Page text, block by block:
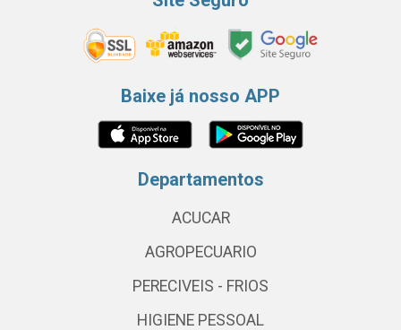
Baixe já nosso APP
Departamentos
ACUCAR
AGROPECUARIO
PERECIVEIS - FRIOS
HIGIENE PESSOAL